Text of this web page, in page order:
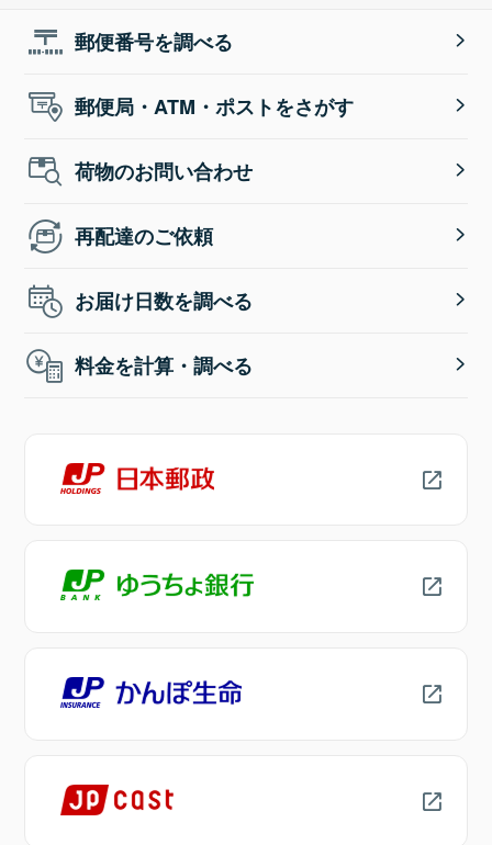
郵便番号を調べる
郵便局・ATM・ポストをさがす
荷物のお問い合わせ
再配達のご依頼
お届け日数を調べる
料金を計算・調べる